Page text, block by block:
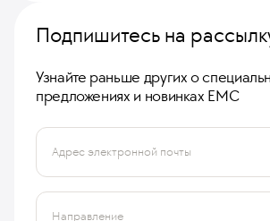
Подпишитесь на
Узнайте раньше других о
предложениях и новинках ЕМС
Адрес электронной почты
Направление